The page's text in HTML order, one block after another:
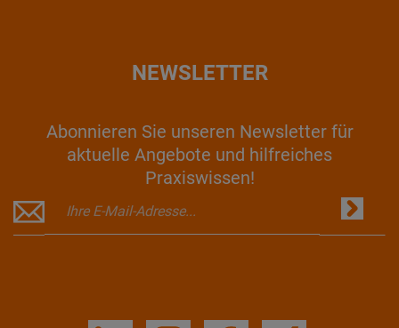
NEWSLETTER
Abonnieren Sie unseren Newsletter für
aktuelle Angebote und hilfreiches
Praxiswissen!